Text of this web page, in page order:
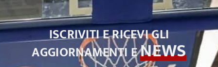
ISCRIVITI E RICEVI GLI
AGGIORNAMENTI ENEWS